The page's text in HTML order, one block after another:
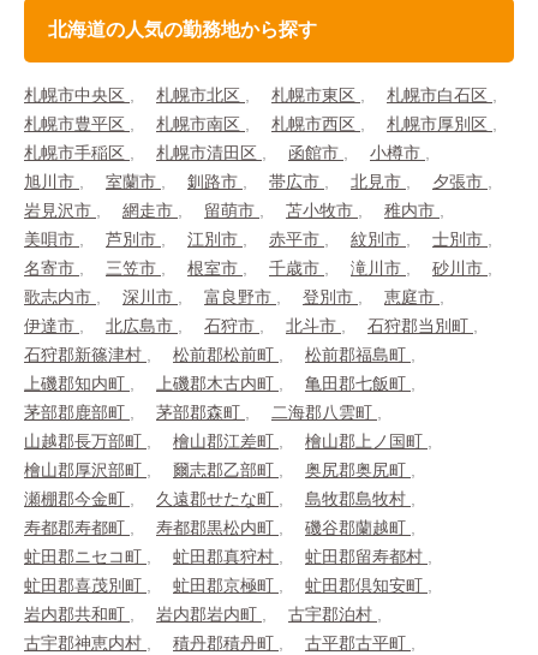
北海道の人気の勤務地から探す
札幌市中央区 札幌市北区 札幌市東区
札幌市白石区
札幌市豊平区
札幌市南区 札幌市西区
札幌市厚別区
札幌市手稲区
札幌市清田区 函館市
小樽市
旭川市
室蘭市 釧路市 帯広市 北見市
夕張市
岩見沢市
網走市 留萌市 苫小牧市
稚内市
美唄市
芦別市 江別市 赤平市 紋別市
士別市
名寄市
三笠市 根室市 千歳市 滝川市
砂川市
歌志内市
深川市 富良野市 登別市
恵庭市
伊達市
北広島市 石狩市 北斗市
石狩郡当別町
石狩郡新篠津村
松前郡松前町
松前郡福島町
上磯郡知内町
上磯郡木古内町
亀田郡七飯町
茅部郡鹿部町
茅部郡森町
二海郡八雲町
山越郡長万部町
檜山郡江差町
檜山郡上ノ国町
檜山郡厚沢部町
爾志郡乙部町
奥尻郡奥尻町
瀬棚郡今金町
久遠郡せたな町
島牧郡島牧村
寿都郡寿都町
寿都郡黒松内町
磯谷郡蘭越町
虻田郡ニセコ町
虻田郡真狩村
虻田郡留寿都村
虻田郡喜茂別町
虻田郡京極町
虻田郡倶知安町
岩内郡共和町
岩内郡岩内町
古宇郡泊村
古宇郡神恵内村
積丹郡積丹町
古平郡古平町